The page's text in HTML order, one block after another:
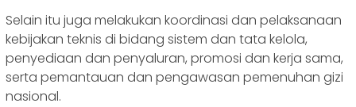
Selain itu juga melakukan koordinasi dan pelaksanaan
kebijakan teknis di bidang sistem dan tata kelola,
penyediaan dan penyaluran, promosi dan kerja sama,
serta pemantauan dan pengawasan pemenuhan gizi
nasional.